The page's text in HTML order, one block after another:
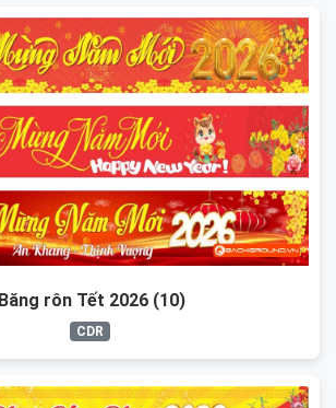
Băng rôn Tết 2026 (10)
CDR